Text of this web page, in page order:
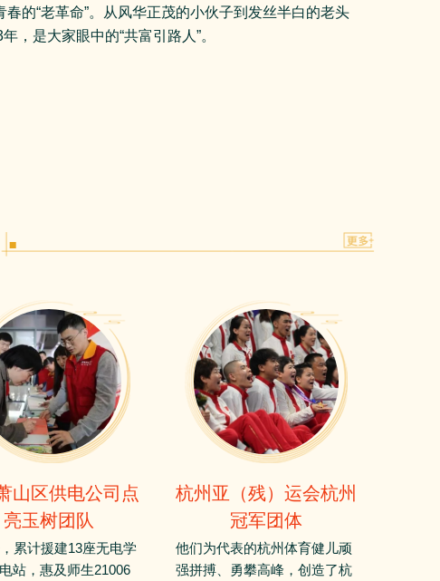
的“老革命”。从风华正茂的小伙子到发丝半白的老头
，是大家眼中的“共富引路人”。
山区供电公司点
亮玉树团队
累计援建13座无电学
站，惠及师生21006
杭州亚（残）运会杭州
冠军团体
他们为代表的杭州体育健儿顽
强拼搏、勇攀高峰，创造了杭